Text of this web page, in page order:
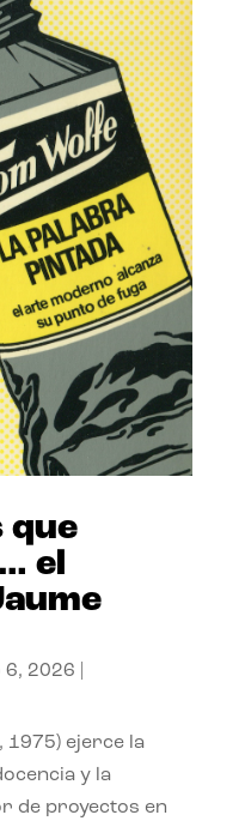
que
el
6, 2026
1975) ejerce la
y la
de proyectos en